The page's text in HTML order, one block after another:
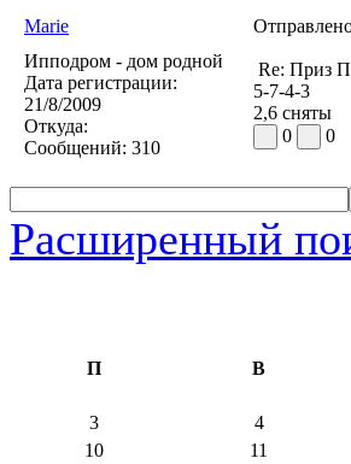
Marie
Ипподром - дом родной
Дата регистрации:
21/8/2009
Откуда:
Сообщений: 310
Re: Приз
5-7-4-3
2,6 сняты
0
0
Расширенный
П В
3 4
10
11